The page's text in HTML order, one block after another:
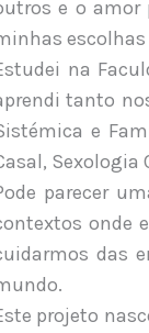
e o amor
na
tanto
e
Sexologia
parecer
onde
das
projeto